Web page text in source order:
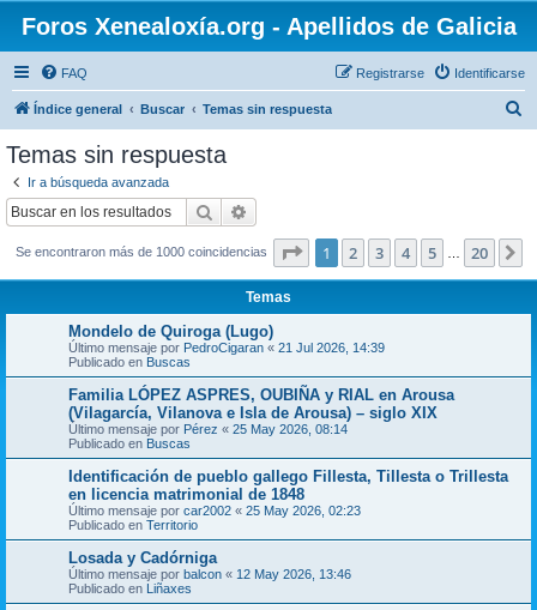
Foros Xenealoxía.org - Apellidos de Galicia
FAQ Identificarse
Registrarse
Índice general Buscar Temas sin respuesta
Temas sin respuesta
Ir a búsqueda avanzada
Buscar
Se encontraron más de 1000 coincidencias Página de 20
1 2 3 4 5 20
Temas
Mondelo de Quiroga (Lugo)
Último mensaje por PedroCigaran « 21 Jul 2026, 14:39
Publicado en Buscas
Familia LÓPEZ ASPRES, OUBIÑA y RIAL en Arousa
(Vilagarcía, Vilanova e Isla de Arousa) – siglo XIX
Último mensaje por Pérez « 25 May 2026, 08:14
Publicado en Buscas
Identificación de pueblo gallego Fillesta, Tillesta o Trillesta
en licencia matrimonial de 1848
Último mensaje por car2002 « 25 May 2026, 02:23
Publicado en Territorio
Losada y Cadórniga
Último mensaje por balcon « 12 May 2026, 13:46
Publicado en Liñaxes